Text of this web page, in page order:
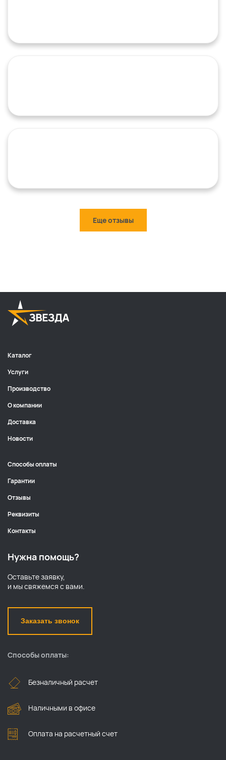
Еще отзывы
Нужна помощь?
Оставьте заявку,
и мы свяжемся с вами.
Заказать звонок
Каталог
Услуги
Производство
О компании
Доставка
Новости
Способы оплаты
Гарантии
Отзывы
Реквизиты
Контакты
Способы оплаты:
Безналичный расчет
Наличными в офисе
Оплата на расчетный счет